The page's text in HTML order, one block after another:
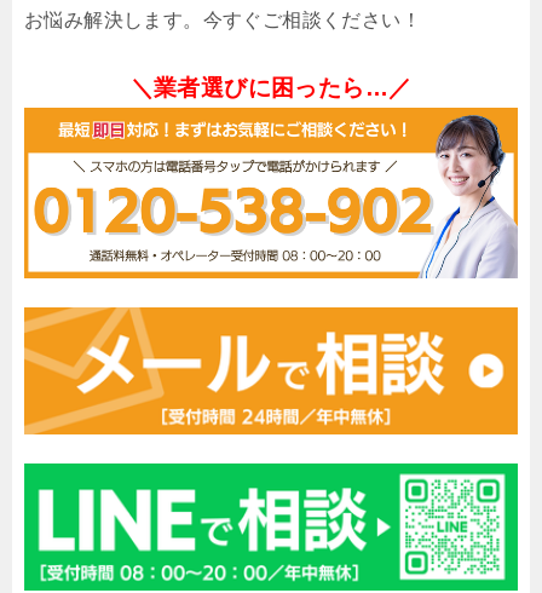
お悩み解決します。今すぐご相談ください！
＼業者選びに困ったら…／